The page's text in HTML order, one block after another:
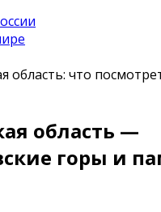
область: что
область —
горы и